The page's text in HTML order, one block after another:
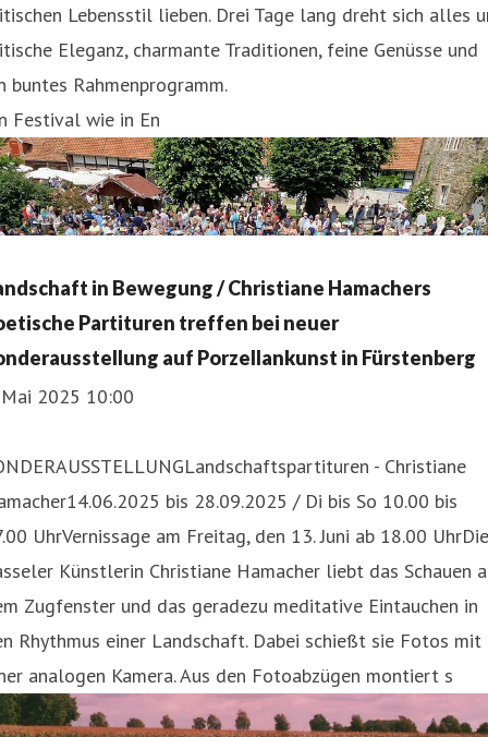
Lebensstil lieben. Drei Tage lang dreht sich alles
Eleganz, charmante Traditionen, feine Genüsse und
buntes Rahmenprogramm.
Festival wie in En
in Bewegung / Christiane Hamachers
Partituren treffen bei neuer
auf Porzellankunst in Fürstenberg
2025 10:00
- Christiane
bis 28.09.2025 / Di bis So 10.00 bis
UhrVernissage am Freitag, den 13. Juni ab 18.00 UhrDie
Künstlerin Christiane Hamacher liebt das Schauen
Zugfenster und das geradezu meditative Eintauchen in
Rhythmus einer Landschaft. Dabei schießt sie Fotos mit
analogen Kamera. Aus den Fotoabzügen montiert s